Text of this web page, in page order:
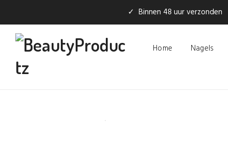
✓ Binnen 48 uur verzonden
Home Nagels